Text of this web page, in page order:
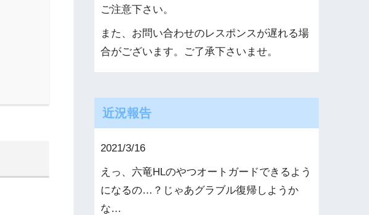
ご注意下さい。
また、お問い合わせのレスポンスが遅れる場
合がございます。ご了承下さいませ。
近況報告
2021/3/16
えっ、六竜HLのやつオートガードできるよう
になるの…？じゃあグラブル復帰しようか
な…